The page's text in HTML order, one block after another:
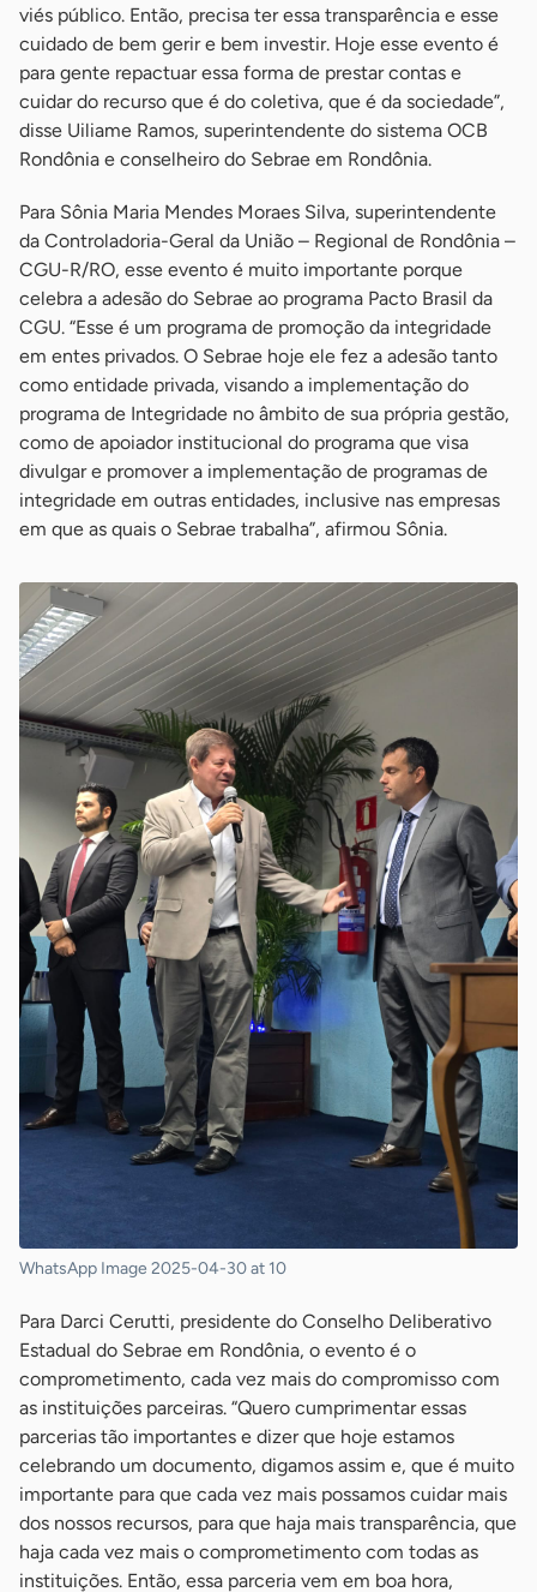
viés público. Então, precisa ter essa transparência e esse
cuidado de bem gerir e bem investir. Hoje esse evento é
para gente repactuar essa forma de prestar contas e
cuidar do recurso que é do coletiva, que é da sociedade”,
disse Uiliame Ramos, superintendente do sistema OCB
Rondônia e conselheiro do Sebrae em Rondônia.
Para Sônia Maria Mendes Moraes Silva, superintendente
da Controladoria-Geral da União – Regional de Rondônia –
CGU-R/RO, esse evento é muito importante porque
celebra a adesão do Sebrae ao programa Pacto Brasil da
CGU. “Esse é um programa de promoção da integridade
em entes privados. O Sebrae hoje ele fez a adesão tanto
como entidade privada, visando a implementação do
programa de Integridade no âmbito de sua própria gestão,
como de apoiador institucional do programa que visa
divulgar e promover a implementação de programas de
integridade em outras entidades, inclusive nas empresas
em que as quais o Sebrae trabalha”, afirmou Sônia.
WhatsApp Image 2025-04-30 at 10
Para Darci Cerutti, presidente do Conselho Deliberativo
Estadual do Sebrae em Rondônia, o evento é o
comprometimento, cada vez mais do compromisso com
as instituições parceiras. “Quero cumprimentar essas
parcerias tão importantes e dizer que hoje estamos
celebrando um documento, digamos assim e, que é muito
importante para que cada vez mais possamos cuidar mais
dos nossos recursos, para que haja mais transparência, que
haja cada vez mais o comprometimento com todas as
instituições. Então, essa parceria vem em boa hora,